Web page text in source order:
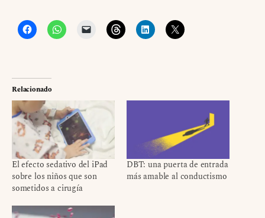
Relacionado
El efecto sedativo del iPad
sobre los niños que son
sometidos a cirugía
DBT: una puerta de entrada
más amable al conductismo